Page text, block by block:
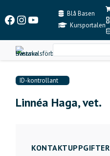
content
Facebook
Instagram
YouTubeBlå Basen
Kursportalen
ID-kontrollant
Linnéa Haga, vet.
KONTAKTUPPGIFTER